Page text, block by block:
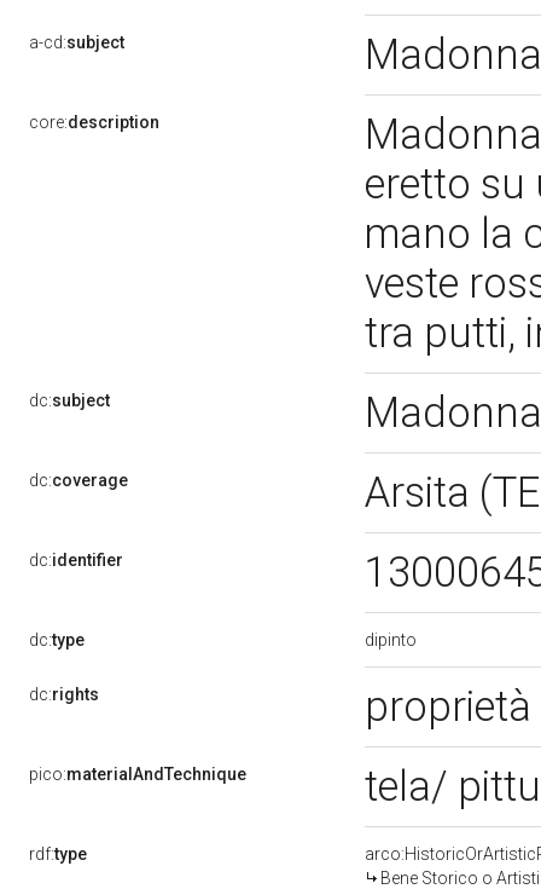
a-cd:subject
core:description
eretto su
mano la
veste
tra putti,
dc:subject
dc:coverage Arsita
dc:identifier
dc:type dipinto
dc:rights
pico:materialAndTechnique tela/
rdf:type
Bene Storico o